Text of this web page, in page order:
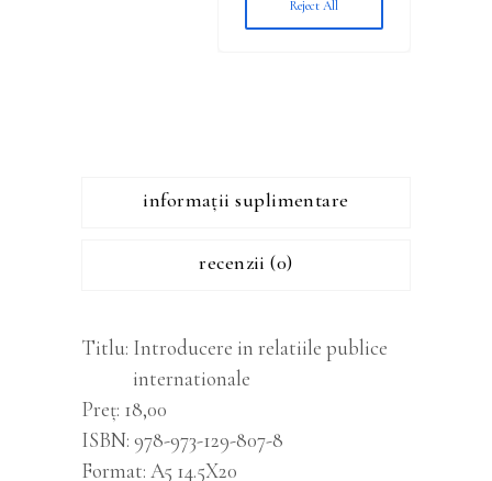
informații suplimentare
recenzii (0)
Titlu Introducere in relatiile publice
internationale
Preț 18,00
ISBN 978-973-129-807-8
Format A5 14.5X20